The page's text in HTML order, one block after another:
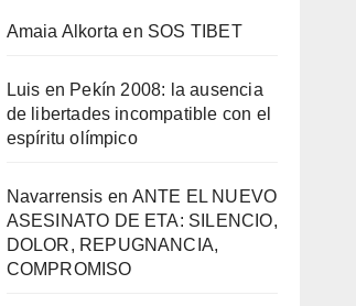
Amaia Alkorta en SOS TIBET
Luis en Pekí­n 2008: la ausencia
de libertades incompatible con el
espí­ritu olí­mpico
Navarrensis en ANTE EL NUEVO
ASESINATO DE ETA: SILENCIO,
DOLOR, REPUGNANCIA,
COMPROMISO